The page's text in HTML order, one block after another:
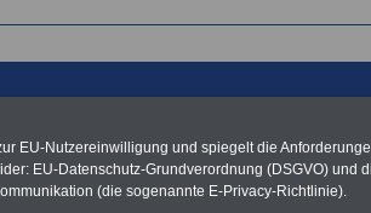
EU-Nutzereinwilligung und spiegelt die
EU-Datenschutz-Grundverordnung (DSGVO) und
(die sogenannte E-Privacy-Richtlinie).